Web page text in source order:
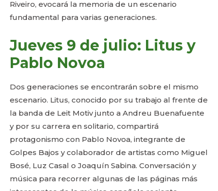
Riveiro, evocará la memoria de un escenario
fundamental para varias generaciones.
Jueves 9 de julio: Litus y
Pablo Novoa
Dos generaciones se encontrarán sobre el mismo
escenario. Litus, conocido por su trabajo al frente de
la banda de Leit Motiv junto a Andreu Buenafuente
y por su carrera en solitario, compartirá
protagonismo con Pablo Novoa, integrante de
Golpes Bajos y colaborador de artistas como Miguel
Bosé, Luz Casal o Joaquín Sabina. Conversación y
música para recorrer algunas de las páginas más